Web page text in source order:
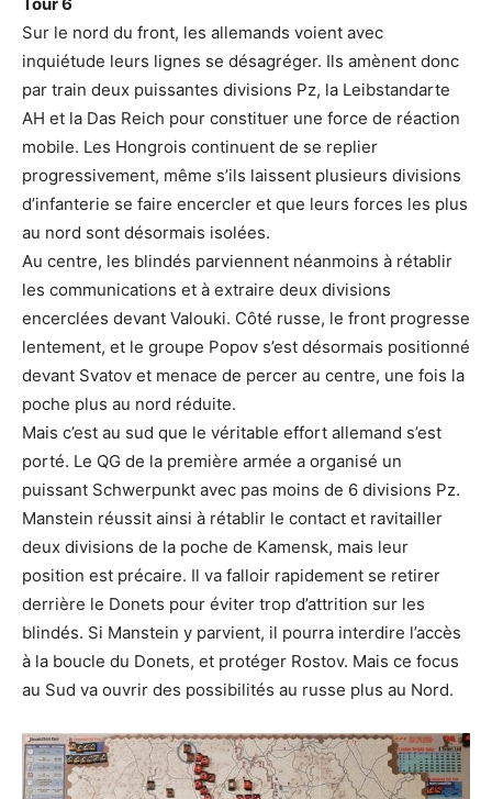
Sur le nord du front, les allemands voient avec
inquiétude leurs lignes se désagréger. Ils amènent donc
par train deux puissantes divisions Pz, la Leibstandarte
AH et la Das Reich pour constituer une force de réaction
mobile. Les Hongrois continuent de se replier
progressivement, même s’ils laissent plusieurs divisions
d’infanterie se faire encercler et que leurs forces les plus
au nord sont désormais isolées.
Au centre, les blindés parviennent néanmoins à rétablir
les communications et à extraire deux divisions
encerclées devant Valouki. Côté russe, le front progresse
lentement, et le groupe Popov s’est désormais positionné
devant Svatov et menace de percer au centre, une fois la
poche plus au nord réduite.
Mais c’est au sud que le véritable effort allemand s’est
porté. Le QG de la première armée a organisé un
puissant Schwerpunkt avec pas moins de 6 divisions Pz.
Manstein réussit ainsi à rétablir le contact et ravitailler
deux divisions de la poche de Kamensk, mais leur
position est précaire. Il va falloir rapidement se retirer
derrière le Donets pour éviter trop d’attrition sur les
blindés. Si Manstein y parvient, il pourra interdire l’accès
à la boucle du Donets, et protéger Rostov. Mais ce focus
au Sud va ouvrir des possibilités au russe plus au Nord.